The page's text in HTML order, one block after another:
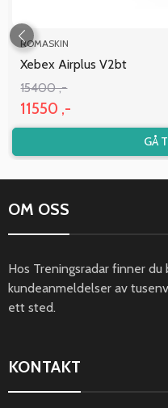
ROMASKIN
Xebex Airplus V2bt
15400 ,-
11550 ,-
GÅ
OM OSS
Hos Treningsradar finner
kundeanmeldelser av
ett sted.
KONTAKT